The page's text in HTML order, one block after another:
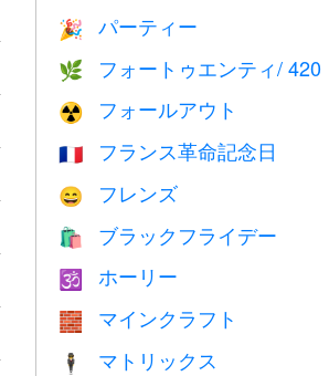
🎉 パーティー
🌿 フォートゥエンティ/ 420
☢️ フォールアウト
🇫🇷 フランス革命記念日
😄 フレンズ
🛍 ブラックフライデー
🕉 ホーリー
🧱 マインクラフト
🕴️ マトリックス